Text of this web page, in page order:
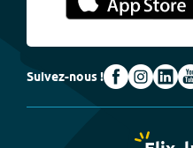
Suivez-nous !